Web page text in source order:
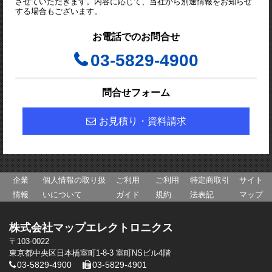
する場合もございます。
お電話でのお問合せ
03-5829-4900
問合せフォーム
お見積り・資料請求
企業
情報
個人情報の取り扱
いについて
ご利用
ガイド
ご利用
規約
特定商取引
法表記
サイト
マップ
株式会社マップエレクトロニクス
〒103-0022
東京都中央区日本橋室町1-8-3 室町NSビル4階
03-5829-4900 03-5829-4901